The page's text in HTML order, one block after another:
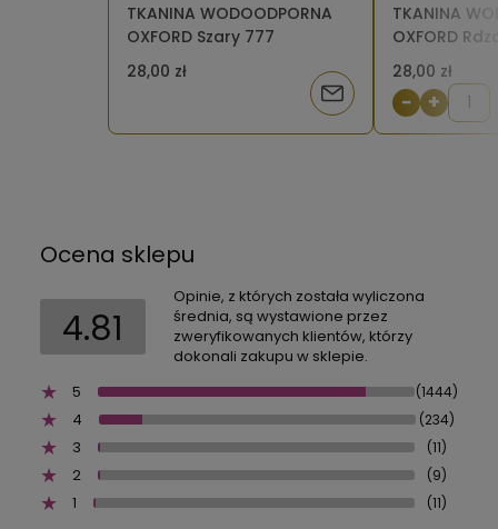
TKANINA WODOODPORNA
OXFORD Szary 777
28,00 zł
Powiadom
o
TKANINA
OXFORD
28,00 zł
− +
Ocena sklepu
4.81
Opinie, z których została wyliczona
średnia, są wystawione przez
zweryfikowanych klientów, którzy
dokonali zakupu w sklepie.
5
(1444)
4 (234)
3 (11)
2 (9)
1 (11)